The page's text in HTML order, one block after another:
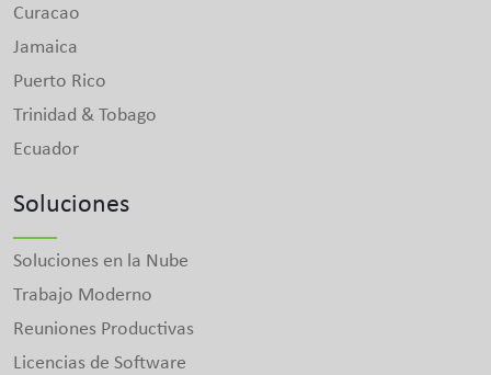
Curacao
Jamaica
Puerto Rico
Trinidad & Tobago
Ecuador
Soluciones
Soluciones en la Nube
Trabajo Moderno
Reuniones Productivas
Licencias de Software